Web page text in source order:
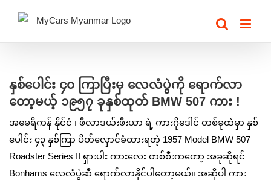
content
Larger
Image
နှစ်ပေါင်း ၄၀ ကြာပြီးမှ လေလံပွဲကို ရောက်လာ
တော့မယ့် ၁၉၅၇ ခုနှစ်ထုတ် BMW 507 ကား !
အမေရိကန် နိုင်ငံ ၊ ဖီလာဒယ်းဖီးယာ ရဲ့ ကားဂိုဒေါင် တစ်ခုထဲမှာ နှစ်
ပေါင်း ၄၃ နှစ်ကြာ ပိတ်လှောင်ခံထားရတဲ့ 1957 Model BMW 507
Roadster Series II ရှားပါး ကားလေး တစ်စီးကတော့ အခုဆိုရင်
Bonhams လေလံပွဲဆီ ရောက်လာနိုင်ပါတော့မယ်။ အဆိုပါ ကား